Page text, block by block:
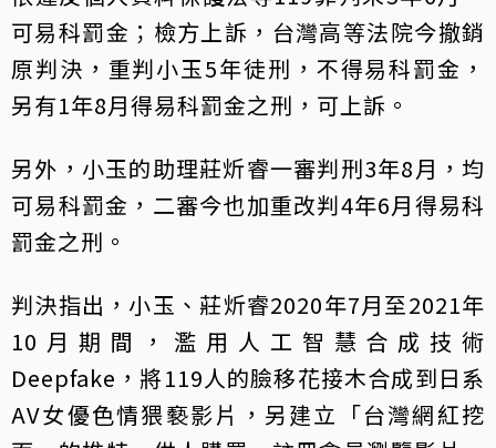
可易科罰金；檢方上訴，台灣高等法院今撤銷
原判決，重判小玉5年徒刑，不得易科罰金，
另有1年8月得易科罰金之刑，可上訴。
另外，小玉的助理莊炘睿一審判刑3年8月，均
可易科罰金，二審今也加重改判4年6月得易科
罰金之刑。
判決指出，小玉、莊炘睿2020年7月至2021年
10月期間，濫用人工智慧合成技術
Deepfake，將119人的臉移花接木合成到日系
AV女優色情猥褻影片，另建立「台灣網紅挖